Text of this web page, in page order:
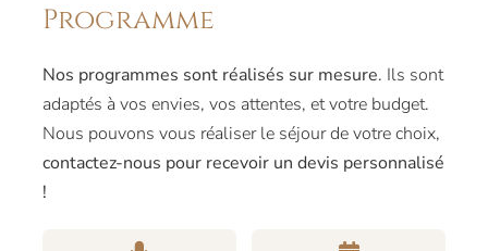
Programme
Nos programmes sont réalisés sur mesure. Ils sont
adaptés à vos envies, vos attentes, et votre budget.
Nous pouvons vous réaliser le séjour de votre choix,
contactez-nous pour recevoir un devis personnalisé
!